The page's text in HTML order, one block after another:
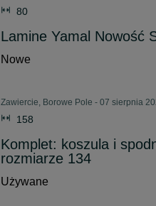
80
Lamine Yamal Nowość
Nowe
Zawiercie, Borowe Pole - 07 sierpnia
158
Komplet: koszula i
rozmiarze 134
Używane